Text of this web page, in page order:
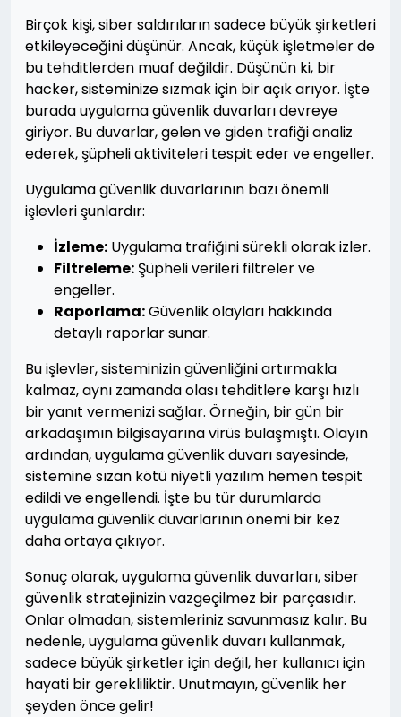
Birçok kişi, siber saldırıların sadece büyük şirketleri
etkileyeceğini düşünür. Ancak, küçük işletmeler de
bu tehditlerden muaf değildir. Düşünün ki, bir
hacker, sisteminize sızmak için bir açık arıyor. İşte
burada uygulama güvenlik duvarları devreye
giriyor. Bu duvarlar, gelen ve giden trafiği analiz
ederek, şüpheli aktiviteleri tespit eder ve engeller.
Uygulama güvenlik duvarlarının bazı önemli
işlevleri şunlardır:
İzleme: Uygulama trafiğini sürekli olarak izler.
Filtreleme: Şüpheli verileri filtreler ve
engeller.
Raporlama:Güvenlik olayları hakkında
detaylı raporlar sunar.
Bu işlevler, sisteminizin güvenliğini artırmakla
kalmaz, aynı zamanda olası tehditlere karşı hızlı
bir yanıt vermenizi sağlar. Örneğin, bir gün bir
arkadaşımın bilgisayarına virüs bulaşmıştı. Olayın
ardından, uygulama güvenlik duvarı sayesinde,
sistemine sızan kötü niyetli yazılım hemen tespit
edildi ve engellendi. İşte bu tür durumlarda
uygulama güvenlik duvarlarının önemi bir kez
daha ortaya çıkıyor.
Sonuç olarak, uygulama güvenlik duvarları, siber
güvenlik stratejinizin vazgeçilmez bir parçasıdır.
Onlar olmadan, sistemleriniz savunmasız kalır. Bu
nedenle, uygulama güvenlik duvarı kullanmak,
sadece büyük şirketler için değil, her kullanıcı için
hayati bir gerekliliktir. Unutmayın, güvenlik her
şeyden önce gelir!